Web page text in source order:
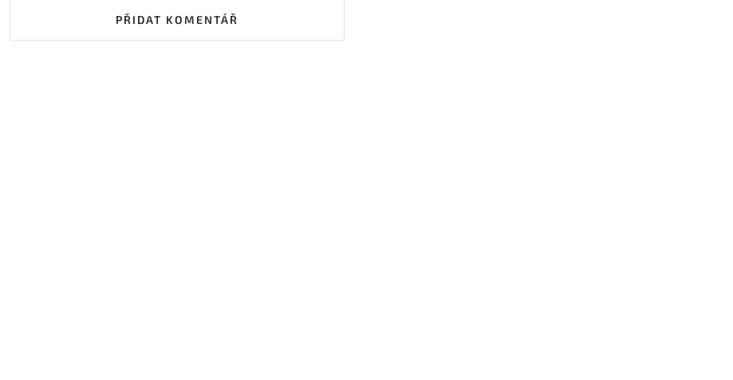
PŘIDAT KOMENTÁŘ